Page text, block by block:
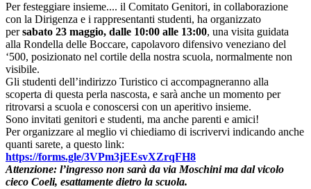
Per festeggiare insieme.... il Comitato Genitori, in collaborazione
con la Dirigenza e i rappresentanti studenti, ha organizzato
persabato 23 maggio, dalle 10:00 alle 13:00, una visita guidata
alla Rondella delle Boccare, capolavoro difensivo veneziano del
‘500, posizionato nel cortile della nostra scuola, normalmente non
visibile.
Gli studenti dell’indirizzo Turistico ci accompagneranno alla
scoperta di questa perla nascosta, e sarà anche un momento per
ritrovarsi a scuola e conoscersi con un aperitivo insieme.
Sono invitati genitori e studenti, ma anche parenti e amici!
Per organizzare al meglio vi chiediamo di iscrivervi indicando anche
quanti sarete, a questo link:
https://forms.gle/3VPm3jEEsvXZrqFH8
Attenzione: l’ingresso non sarà da via Moschini ma dal vicolo
cieco Coeli, esattamente dietro la scuola.